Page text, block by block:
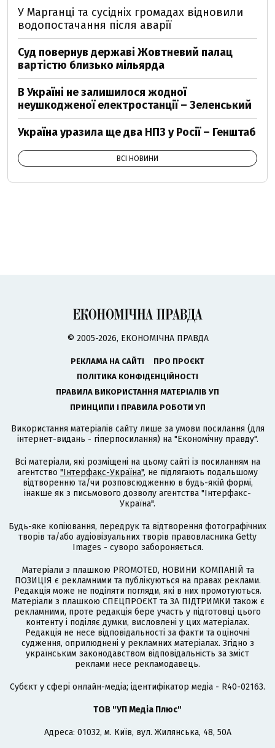
У Марганці та сусідніх громадах відновили
водопостачання після аварії
Суд повернув державі Жовтневий палац
вартістю близько мільярда
В Україні не залишилося жодної
неушкодженої електростанції – Зеленський
Україна уразила ще два НПЗ у Росії – Генштаб
ВСІ НОВИНИ
© 2005-2026, ЕКОНОМІЧНА ПРАВДА
РЕКЛАМА НА САЙТІ
ПРО ПРОЄКТ
ПОЛІТИКА КОНФІДЕНЦІЙНОСТІ
ПРАВИЛА ВИКОРИСТАННЯ МАТЕРІАЛІВ УП
ПРИНЦИПИ І ПРАВИЛА РОБОТИ УП
Використання матеріалів сайту лише за умови посилання (для
інтернет-видань - гіперпосилання) на "Економічну правду".
Всі матеріали, які розміщені на цьому сайті із посиланням на
агентство "Інтерфакс-Україна", не підлягають подальшому
відтворенню та/чи розповсюдженню в будь-якій формі,
інакше як з письмового дозволу агентства "Інтерфакс-
Україна".
Будь-яке копіювання, передрук та відтворення фотографічних
творів та/або аудіовізуальних творів правовласника Getty
Images - суворо забороняється.
Матеріали з плашкою PROMOTED, НОВИНИ КОМПАНІЙ та
ПОЗИЦІЯ є рекламними та публікуються на правах реклами.
Редакція може не поділяти погляди, які в них промотуються.
Матеріали з плашкою СПЕЦПРОЄКТ та ЗА ПІДТРИМКИ також є
рекламними, проте редакція бере участь у підготовці цього
контенту і поділяє думки, висловлені у цих матеріалах.
Редакція не несе відповідальності за факти та оціночні
судження, оприлюднені у рекламних матеріалах. Згідно з
українським законодавством відповідальність за зміст
реклами несе рекламодавець.
Cубєкт у сфері онлайн-медіа; ідентифікатор медіа - R40-02163.
ТОВ "УП Медіа Плюс"
Адреса: 01032, м. Київ, вул. Жилянська, 48, 50А